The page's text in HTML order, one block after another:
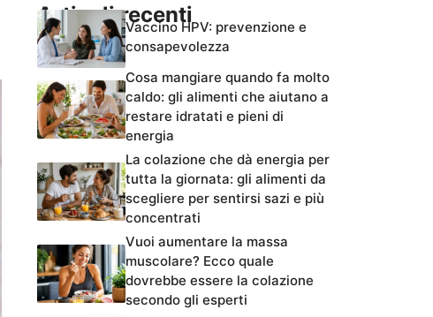
Articoli recentiVaccino HPV: prevenzione e
consapevolezza
Cosa mangiare quando fa molto
caldo: gli alimenti che aiutano a
restare idratati e pieni di
energia
La colazione che dà energia per
tutta la giornata: gli alimenti da
scegliere per sentirsi sazi e più
concentrati
Vuoi aumentare la massa
muscolare? Ecco quale
dovrebbe essere la colazione
secondo gli esperti